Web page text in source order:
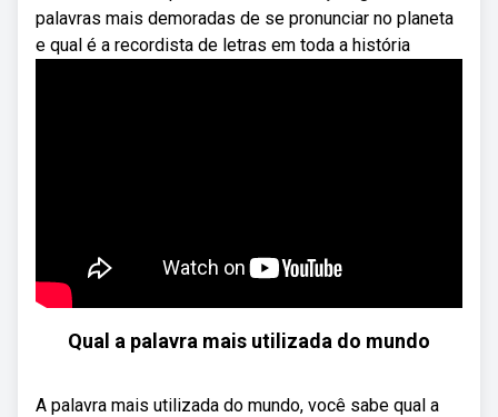
palavras mais demoradas de se pronunciar no planeta
e qual é a recordista de letras em toda a história
Qual a palavra mais utilizada do mundo
A palavra mais utilizada do mundo, você sabe qual a